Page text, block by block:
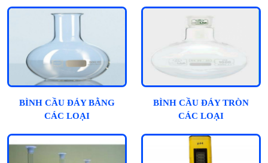
BÌNH CẦU ĐÁY BẰNG
CÁC LOẠI
BÌNH CẦU ĐÁY TRÒN
CÁC LOẠI